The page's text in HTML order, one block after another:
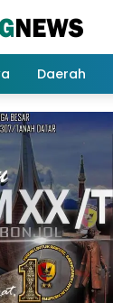
Daerah